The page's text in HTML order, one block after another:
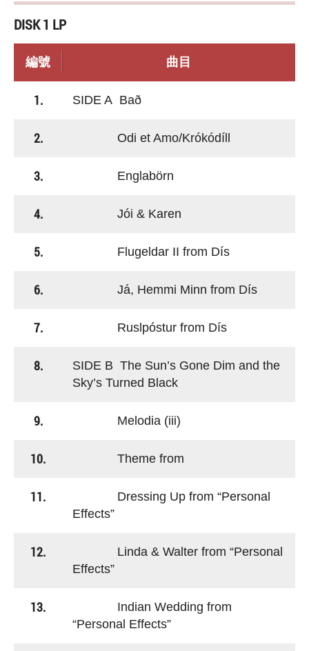
DISK 1 LP
編號 曲目
1. SIDE A Bað
2. Odi et Amo/Krókódíll
3. Englabörn
4. Jói & Karen
5. Flugeldar II from Dís
6. Já, Hemmi Minn from Dís
7. Ruslpóstur from Dís
8.
SIDE B The Sun’s Gone Dim and the
Sky’s Turned Black
9. Melodia (iii)
10. Theme from
11.
Dressing Up from “Personal
Effects”
12.
Linda & Walter from “Personal
Effects”
13.
Indian Wedding from
“Personal Effects”